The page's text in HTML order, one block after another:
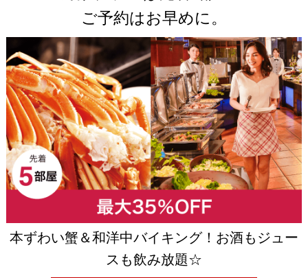
ご予約はお早めに。
本ずわい蟹＆和洋中バイキング！お酒もジュー
スも飲み放題☆